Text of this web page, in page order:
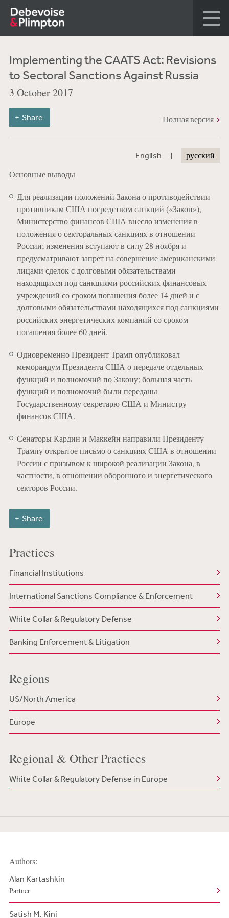
Implementing the CAATS Act: Revisions
to Sectoral Sanctions Against Russia
3 October 2017
Полная версия
Share
English | русский
Основные выводы
Для реализации положений Закона о противодействии
противникам США посредством санкций («Закон»),
Министерство финансов США внесло изменения в
положения о секторальных санкциях в отношении
России; изменения вступают в силу 28 ноября и
предусматривают запрет на совершение американскими
лицами сделок с долговыми обязательствами
находящихся под санкциями российских финансовых
учреждений со сроком погашения более 14 дней и с
долговыми обязательствами находящихся под санкциями
российских энергетических компаний со сроком
погашения более 60 дней.
Одновременно Президент Трамп опубликовал
меморандум Президента США о передаче отдельных
функций и полномочий по Закону; большая часть
функций и полномочий были переданы
Государственному секретарю США и Министру
финансов США.
Сенаторы Кардин и Маккейн направили Президенту
Трампу открытое письмо о санкциях США в отношении
России с призывом к широкой реализации Закона, в
частности, в отношении оборонного и энергетического
секторов России.
Share
Practices
Financial Institutions
International Sanctions Compliance & Enforcement
White Collar & Regulatory Defense
Banking Enforcement & Litigation
Regions
US/North America
Europe
Regional & Other Practices
White Collar & Regulatory Defense in Europe
Authors:
Alan Kartashkin
Partner
Satish M. Kini